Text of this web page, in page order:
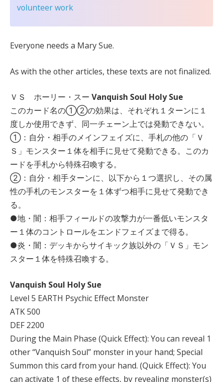
volunteer work
Everyone needs a Mary Sue.
As with the other articles, these texts are not finalized.
ＶＳ ホーリー・スー Vanquish Soul Holy Sue
このカード名の①②の効果は、それぞれ１ターンに１
度しか使用できず、同一チェーン上では発動できない。
①：自分・相手のメインフェイズに、手札の他の「Ｖ
Ｓ」モンスター１体を相手に見せて発動できる。このカ
ードを手札から特殊召喚する。
②：自分・相手ターンに、以下から１つ選択し、その属
性の手札のモンスターを１体ずつ相手に見せて発動でき
る。
●地・闇：相手フィールドの攻撃力が一番低いモンスタ
ー１体のコントロールをエンドフェイズまで得る。
●炎・闇：デッキからサイキック族以外の「ＶＳ」モン
スター１体を特殊召喚する。
Vanquish Soul Holy Sue
Level 5 EARTH Psychic Effect Monster
ATK 500
DEF 2200
During the Main Phase (Quick Effect): You can reveal 1
other “Vanquish Soul” monster in your hand; Special
Summon this card from your hand. (Quick Effect): You
can activate 1 of these effects, by revealing monster(s)